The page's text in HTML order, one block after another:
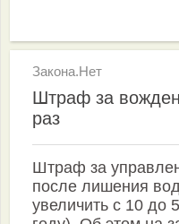
Закона.Нет
Штраф за
раз
Штраф за
после лишения
увеличить с 10 до